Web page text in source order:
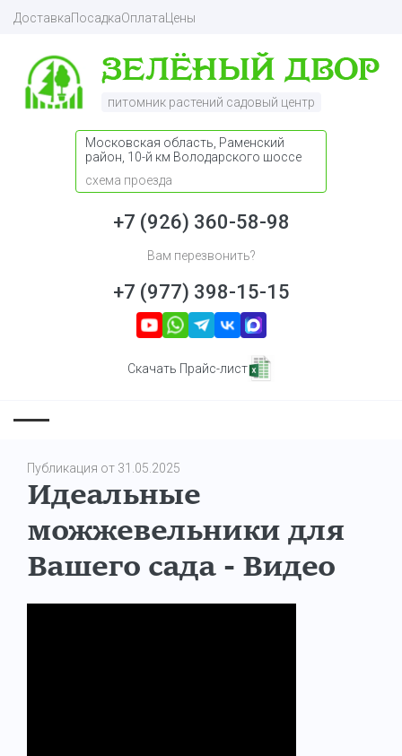
ДоставкаПосадкаОплата Цены
питомник растений садовый центр
Московская область, Раменский
район, 10-й км Володарского шоссе
схема проезда
+7 (926) 360-58-98
Вам перезвонить?
+7 (977) 398-15-15
Скачать Прайс-лист
Публикация от 31.05.2025
Идеальные
можжевельники для
Вашего сада - Видео